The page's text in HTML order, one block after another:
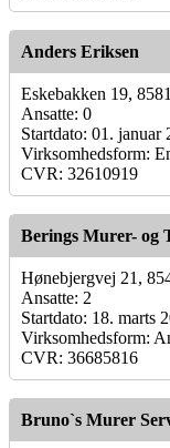
Anders Eriksen
Eskebakken 19,
Ansatte: 0
Startdato: 01. januar
Virksomhedsform:
CVR: 32610919
Berings Murer- og
Hønebjergvej 21,
Ansatte: 2
Startdato: 18. marts
Virksomhedsform:
CVR: 36685816
Bruno`s Murer